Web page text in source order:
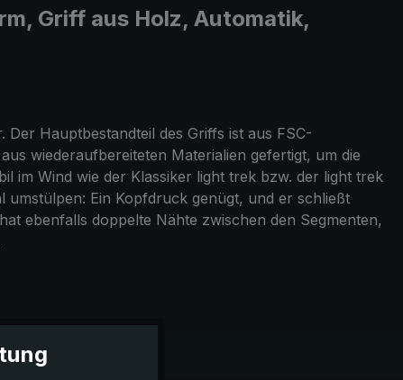
Griff aus Holz, Automatik,
Hauptbestandteil des Griffs ist aus FSC-
wiederaufbereiteten Materialien gefertigt, um die
im Wind wie der Klassiker light trek bzw. der light trek
Ein Kopfdruck genügt, und er schließt
ebenfalls doppelte Nähte zwischen den Segmenten,